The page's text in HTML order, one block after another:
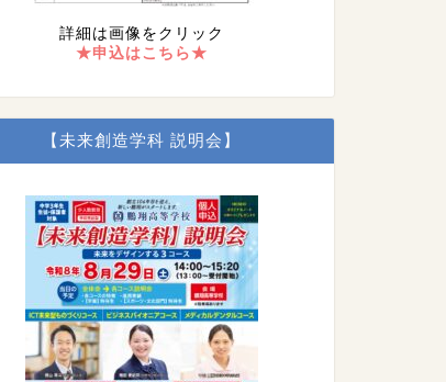
詳細は画像をクリック
★申込はこちら★
【未来創造学科 説明会】